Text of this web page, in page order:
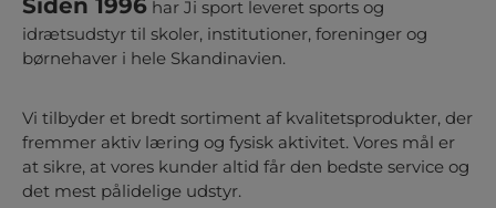
leveres i 4 dele og kan samles på 1-2 timer af 2-
3 personer.Alsidigt brug: Perfekt til skoler,
fritidsklubber og andre udendørs
størrelse og vægt tilkommer der et ekstra
fragtgebyr. Et udendørs bordtennisbord giver
timevis af sjov og aktivitet, men spillet bliver
først helt optimalt med det rette udstyr. Find
de bedste bordtennisbat, bolde og et holdbart
har Ji sport leveret sports og
idrætsudstyr til skoler, institutioner, foreninger og
børnehaver i hele Skandinavien.
Vi tilbyder et bredt sortiment af kvalitetsprodukter, der
fremmer aktiv læring og fysisk aktivitet. Vores mål er
at sikre, at vores kunder altid får den bedste service og
det mest pålidelige udstyr.